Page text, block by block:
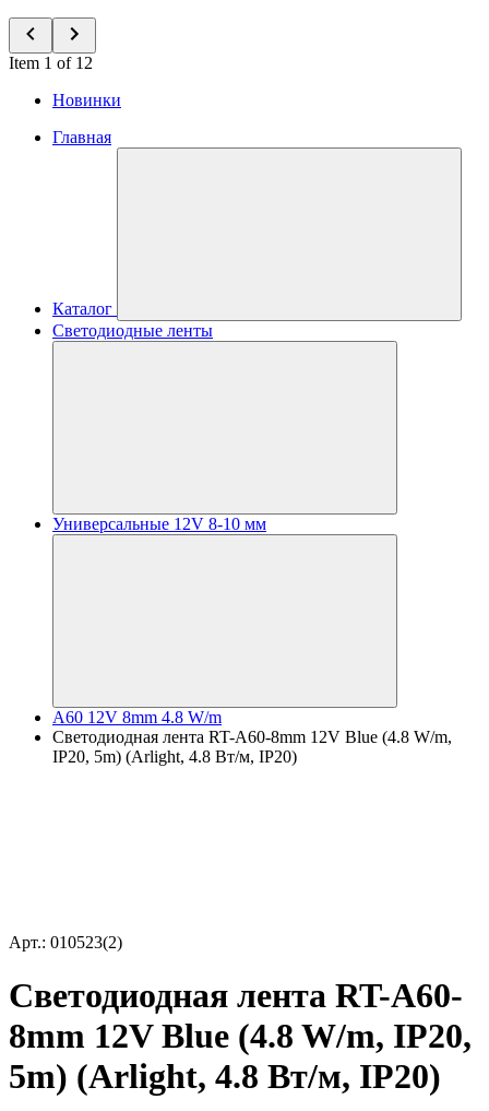
Item 1 of 12
Новинки
Главная
Каталог
Светодиодные ленты
Универсальные 12V 8-10 мм
A60 12V 8mm 4.8 W/m
Светодиодная лента RT-A60-8mm 12V Blue (4.8 W/m,
IP20, 5m) (Arlight, 4.8 Вт/м, IP20)
Арт.: 010523(2)
Светодиодная лента RT-A60-
8mm 12V Blue (4.8 W/m, IP20,
5m) (Arlight, 4.8 Вт/м, IP20)